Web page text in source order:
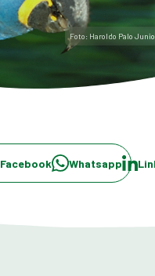
Foto: Haroldo Palo
Facebook Whatsapp